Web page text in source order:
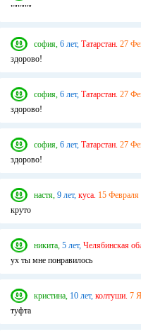
""""""
софия, 6 лет, Татарстан. 27
здорово!
софия, 6 лет, Татарстан. 27
здорово!
софия, 6 лет, Татарстан. 27
здорово!
настя, 9 лет, куса. 15 Февраля
круто
никита, 5 лет, Челябинская
ух ты мне понравилось
кристина, 10 лет, колтуши. 7
туфта